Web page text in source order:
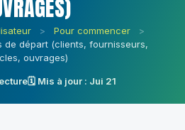
> Pour commencer
>
de départ (clients, fournisseurs,
ouvrages)
🗓 Mis à jour : Jui 21